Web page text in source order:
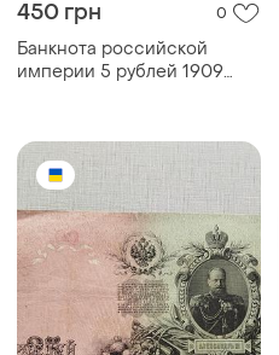
450 грн 0
Банкнота российской
империи 5 рублей 1909